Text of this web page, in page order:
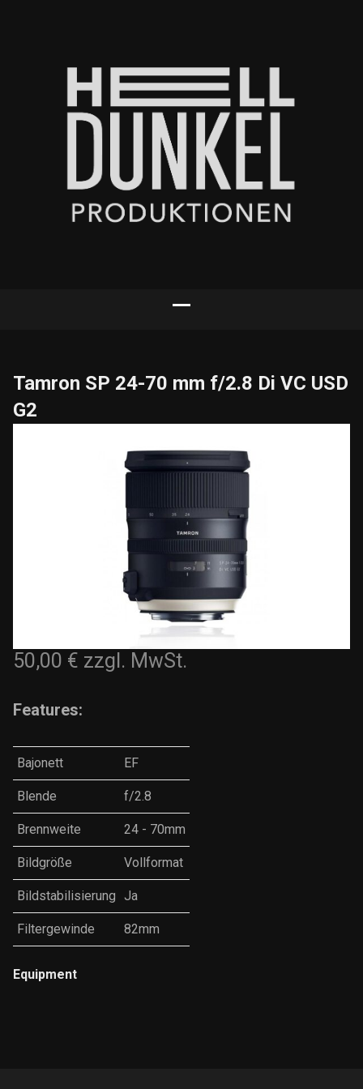
Tamron SP 24-70 mm f/2.8 Di VC USD
G2
50,00 € zzgl. MwSt.
Features:
Bajonett EF
Blende f/2.8
Brennweite 24 - 70mm
Bildgröße Vollformat
Bildstabilisierung Ja
Filtergewinde 82mm
Equipment